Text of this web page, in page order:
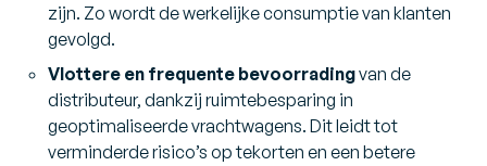
zijn. Zo wordt de werkelijke consumptie van klanten
gevolgd.
Vlottere en frequente bevoorradingvan de
distributeur, dankzij ruimtebesparing in
geoptimaliseerde vrachtwagens. Dit leidt tot
verminderde risico’s op tekorten en een betere